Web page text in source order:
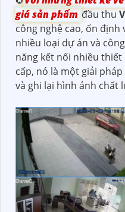
giá sản phẩmđầu thu
công nghệ cao, ổn
nhiều loại dự án và
năng kết nối nhiều
cấp, nó là một giải
và ghi lại hình ảnh chất